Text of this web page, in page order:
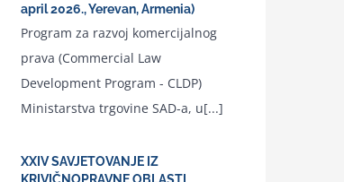
april 2026., Yerevan, Armenia)
Program za razvoj komercijalnog
prava (Commercial Law
Development Program - CLDP)
Ministarstva trgovine SAD-a, u[...]
XXIV SAVJETOVANJE IZ